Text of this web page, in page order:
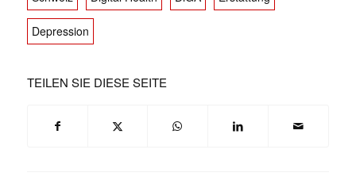
Depression
TEILEN SIE DIESE SEITE